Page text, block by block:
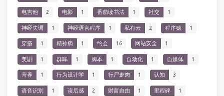
电吉他 2 电影 1 番茄读书法 1 社交 1
神经失调 1 神经语言程序 1 私有云 2 程序猿 1
穿搭 1 精神病 1 约会 16 网站安全 1
美剧 1 群晖 1 脚本 1 自动化 1 自媒体 1
营养 1 行为设计学 1 行尸走肉 1 认知 3
语音识别 1 读后感 2 财富自由 1 里程碑 1